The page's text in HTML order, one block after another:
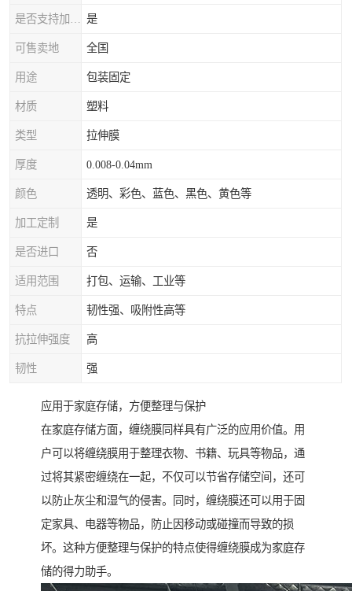
是
可售卖地 全国
用途 包装固定
材质 塑料
类型 拉伸膜
厚度 0.008-0.04mm
颜色 透明、彩色、蓝色、黑色、黄色等
加工定制 是
是否进口 否
适用范围 打包、运输、工业等
特点 韧性强、吸附性高等
抗拉伸强度 高
韧性 强
应用于家庭存储，方便整理与保护
在家庭存储方面，缠绕膜同样具有广泛的应用价值。用
户可以将缠绕膜用于整理衣物、书籍、玩具等物品，通
过将其紧密缠绕在一起，不仅可以节省存储空间，还可
以防止灰尘和湿气的侵害。同时，缠绕膜还可以用于固
定家具、电器等物品，防止因移动或碰撞而导致的损
坏。这种方便整理与保护的特点使得缠绕膜成为家庭存
储的得力助手。